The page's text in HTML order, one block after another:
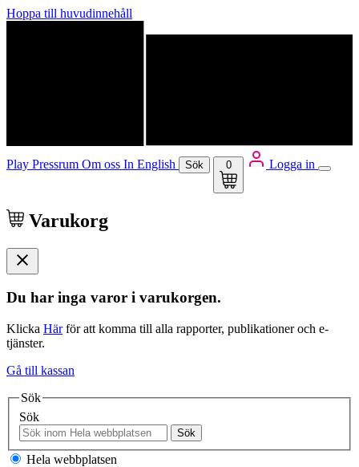
Hoppa till huvudinnehåll
Play Pressrum Om oss In English Sök 0 Logga in
Varukorg
Du har inga varor i varukorgen.
Klicka Härför att komma till alla rapporter, publikationer och e-
tjänster.
Gå till kassan
Sök
Sök
Sök
Hela webbplatsen